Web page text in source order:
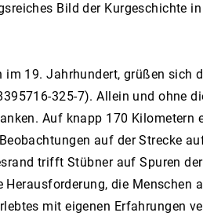
Bild der Kurgeschichte
19. Jahrhundert, grüßen sich
325-7). Allein und ohne
Auf knapp 170
auf der Strecke
trifft Stübner auf Spuren
die
mit eigenen Erfahrungen